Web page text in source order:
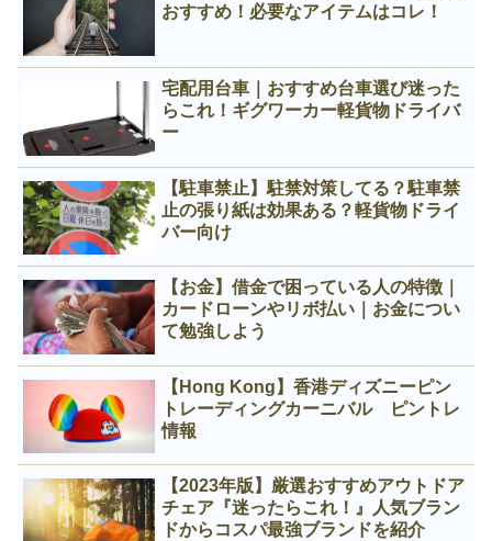
おすすめ！必要なアイテムはコレ！
宅配用台車｜おすすめ台車選び迷った
らこれ！ギグワーカー軽貨物ドライバ
ー
【駐車禁止】駐禁対策してる？駐車禁
止の張り紙は効果ある？軽貨物ドライ
バー向け
【お金】借金で困っている人の特徴｜
カードローンやリボ払い｜お金につい
て勉強しよう
【Hong Kong】香港ディズニーピン
トレーディングカーニバル ピントレ
情報
【2023年版】厳選おすすめアウトドア
チェア『迷ったらこれ！』人気ブラン
ドからコスパ最強ブランドを紹介